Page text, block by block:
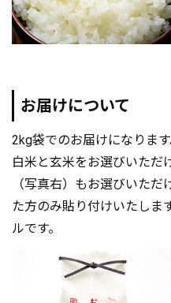
お届けについて
2kg袋でのお届けになります
白米と玄米をお選びいただ
（写真右）もお選びいた
た方のみ貼り付けいたしま
ルです。